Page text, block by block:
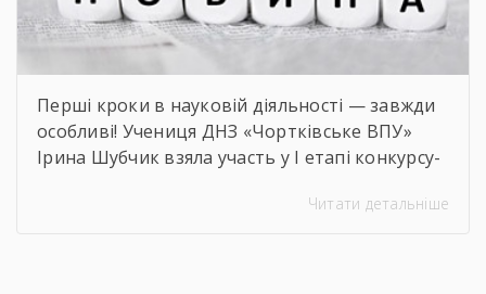
Перші кроки в науковій діяльності — завжди
особливі! Учениця ДНЗ «Чортківське ВПУ»
Ірина Шубчик взяла участь у І етапі конкурсу-
«Сучасний стан та перспективи розвитку
Читати детальніше